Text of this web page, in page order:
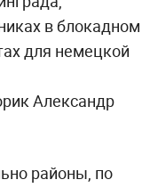
в блокадном
для немецкой
Александр
районы, по